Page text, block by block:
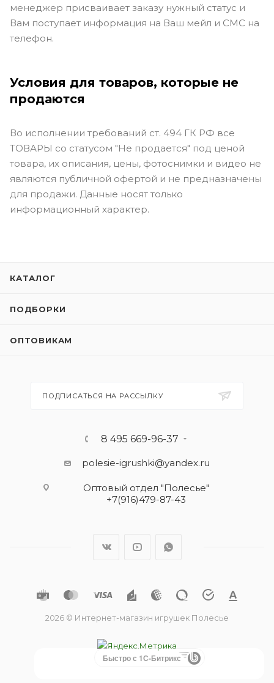
менеджер присваивает заказу нужный статус и
Вам поступает информация на Ваш мейл и СМС на
телефон.
Условия для товаров, которые не
продаются
Во исполнении требований ст. 494 ГК РФ все
ТОВАРЫ со статусом "Не продается" под ценой
товара, их описания, цены, фотоснимки и видео не
являются публичной офертой и не предназначены
для продажи. Данные носят только
информационный характер.
КАТАЛОГ
ПОДБОРКИ
ОПТОВИКАМ
ПОДПИСАТЬСЯ НА РАССЫЛКУ
8 495 669-96-37
polesie-igrushki@yandex.ru
Оптовый отдел "Полесье"
+7(916)479-87-43
2026 © Интернет-магазин игрушек Полесье
Быстро с 1С-Битрикс